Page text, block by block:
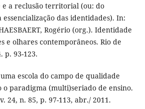
a reclusão territorial (ou: do
das identidades). In:
Rogério (org.). Identidade
e olhares contemporâneos. Rio de
p. 93-123.
escola do campo de qualidade
o paradigma (multi)seriado de ensino.
24, n. 85, p. 97-113, abr./ 2011.